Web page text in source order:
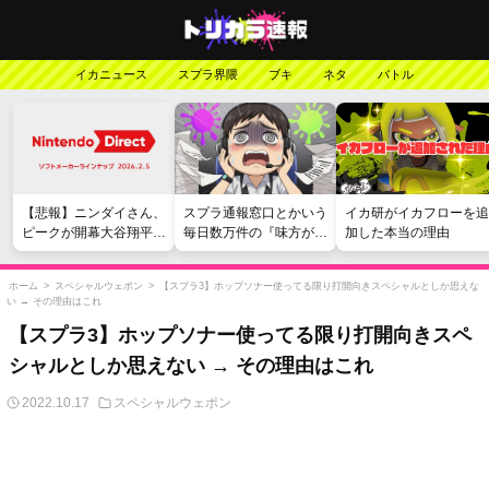
イカニュース スプラ界隈 ブキ ネタ バトル
【悲報】ニンダイさん、
ピークが開幕大谷翔平の
がっかりダイレクトだっ
たと言われてしまう
スプラ通報窓口とかいう
毎日数万件の『味方が弱
い』愚痴を読まされる苦
行
イカ研がイカフローを追
加した本当の理由
ホーム > スペシャルウェポン >
【スプラ3】ホップソナー使ってる限り打開向きスペシャルとしか思えな
い → その理由はこれ
【スプラ3】ホップソナー使ってる限り打開向きスペ
シャルとしか思えない → その理由はこれ
2022.10.17 スペシャルウェポン